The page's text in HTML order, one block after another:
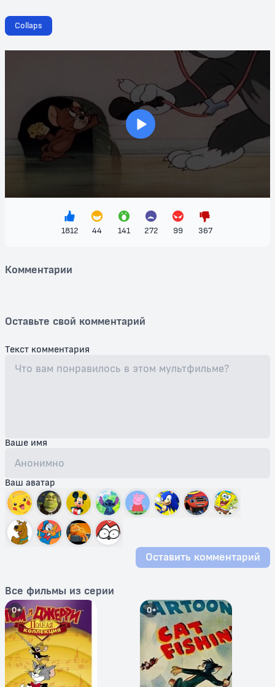
Сюжет мультфильма разворачивается в захватывающем темпе, где
доброта и находчивость мышонка сражаются с хитростью и
ловкостью его соперника. Каждый кадр наполнен веселыми
комическими сценами, которые заставят вас смеяться от души.
Этот мультфильм – отличный способ провести время с семьей,
ведь его сюжет понятен и интересен для зрителей всех возрастов.
Не упустите шанс посмотреть "Неуловимый мышонок" и
насладиться классикой анимации, которая пережила поколения и
по-прежнему очаровывает зрителей. Поднимите свое настроение
и погрузитесь в мир веселых приключений! Не забудьте проверить
этот замечательный мультфильм на нашем сайте и подарите себе и
своим близким минутки радости и смеха!
Collaps
>
1812 44 141 272 99 367
Комментарии
Оставьте свой комментарий
Текст комментария
Ваше имя
Ваш аватар
Оставить комментарий
Все фильмы из серии
0+ 0+